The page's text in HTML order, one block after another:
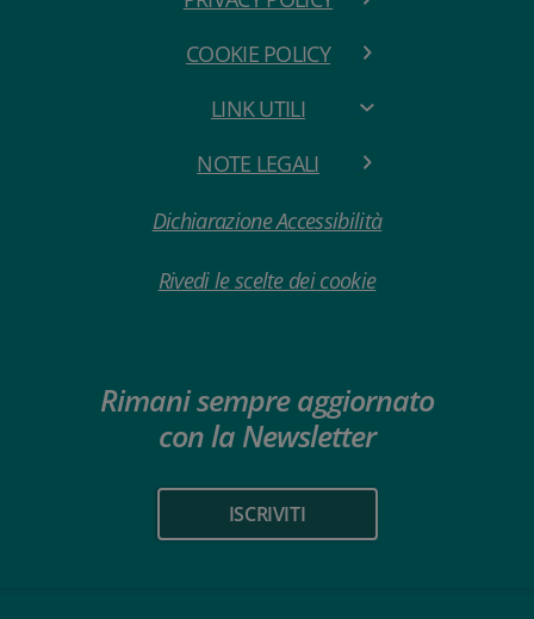
COOKIE POLICY
LINK UTILI
NOTE LEGALI
Dichiarazione Accessibilità
Rivedi le scelte dei cookie
Rimani sempre aggiornato
con la Newsletter
ISCRIVITI